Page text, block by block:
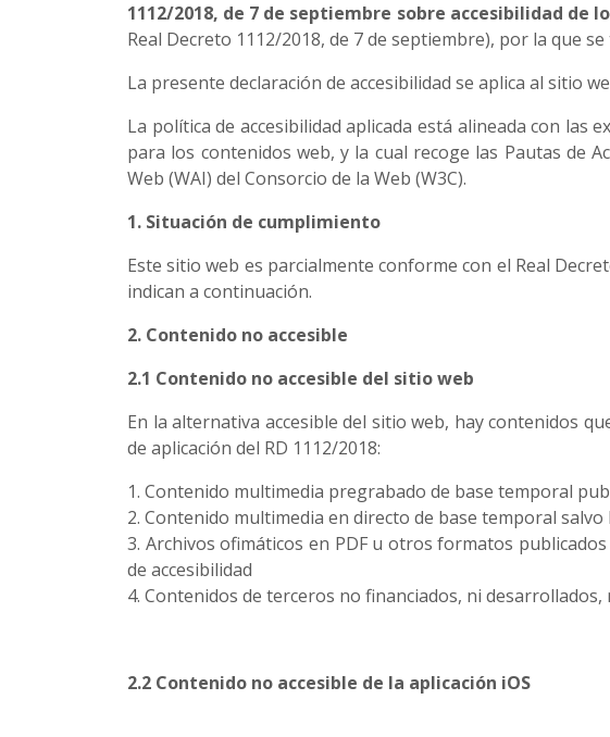
1112/2018, de 7 de septiembre sobre accesibilidad
Real Decreto 1112/2018, de 7 de septiembre), por la que
La presente declaración de accesibilidad se aplica al sitio
La política de accesibilidad aplicada está alineada con las
para los contenidos web, y la cual recoge las Pautas de
Web (WAI) del Consorcio de la Web (W3C).
1. Situación de cumplimiento
Este sitio web es parcialmente conforme con el Real
indican a continuación.
2. Contenido no accesible
2.1 Contenido no accesible del sitio web
En la alternativa accesible del sitio web, hay contenidos
de aplicación del RD 1112/2018:
1. Contenido multimedia pregrabado de base temporal
2. Contenido multimedia en directo de base temporal
3. Archivos ofimáticos en PDF u otros formatos
de accesibilidad
4. Contenidos de terceros no financiados, ni
2.2 Contenido no accesible de la aplicación iOS